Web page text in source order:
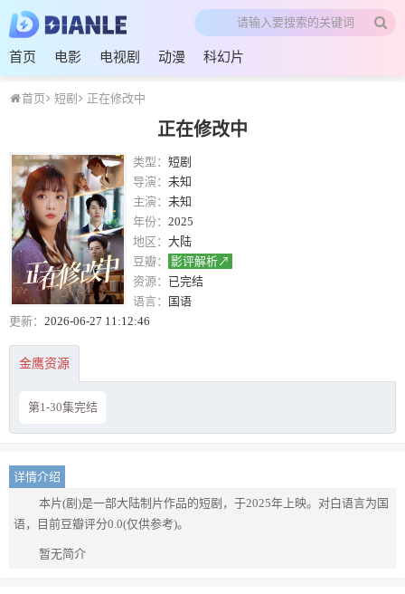
首页 电影 电视剧 动漫 科幻片
首页 短剧 正在修改中
正在修改中
类型： 短剧
导演： 未知
主演： 未知
年份： 2025
地区： 大陆
豆瓣：
影评解析↗
资源： 已完结
语言：
国语
更新： 2026-06-27 11:12:46
金鹰资源
第1-30集完结
详情介绍
本片(剧)是一部大陆制片作品的短剧，于2025年上映。对白语言为国
语，目前豆瓣评分0.0(仅供参考)。
暂无简介